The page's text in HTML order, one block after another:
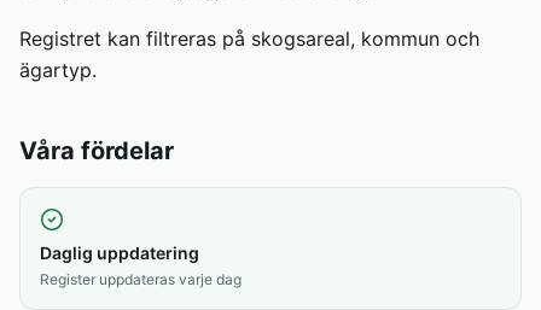
Registret kan filtreras på skogsareal, kommun och
ägartyp.
Våra fördelar
Daglig uppdatering
Register uppdateras varje dag